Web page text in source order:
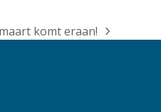
komt eraan!